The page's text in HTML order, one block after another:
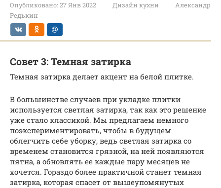
Опубликовано: 27 Янв 2022 Дизайн кухни
Александр
Редькин
Совет 3: Темная затирка
Темная затирка делает акцент на белой плитке.
В большинстве случаев при укладке плитки
используется светлая затирка, так как это решение
уже стало классикой. Мы предлагаем немного
поэкспериментировать, чтобы в будущем
облегчить себе уборку, ведь светлая затирка со
временем становится грязной, на ней появляются
пятна, а обновлять ее каждые пару месяцев не
хочется. Гораздо более практичной станет темная
затирка, которая спасет от вышеупомянутых